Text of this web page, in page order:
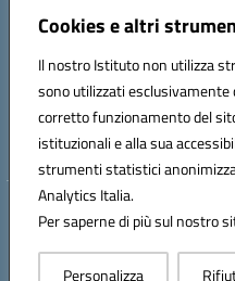
Cookies e altri
Il nostro Istituto non utilizza
sono utilizzati esclusivamente
corretto funzionamento del
istituzionali e alla sua
strumenti statistici
Analytics Italia.
Per saperne di più sul nostro
Personalizza
Posta elettronica certificata (PEC):
Codice fiscale: 90059320748
Codice meccanografico:
Codice Indice delle Pubbliche
Codice unico di fatturazione (CUF):
Hosting &
Concept &